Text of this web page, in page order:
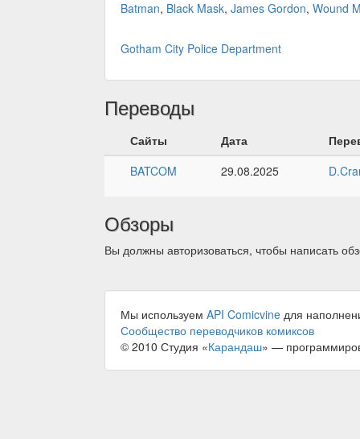
Batman, Black Mask, James Gordon, Wound
Gotham City Police Department
Переводы
Сайты Дата
BATCOM
29.08.2025
Обзоры
Вы должны авторизоваться, чтобы написать
Мы используем API Comicvine для
Сообщество переводчиков комиксов
© 2010 Студия «Карандаш» —